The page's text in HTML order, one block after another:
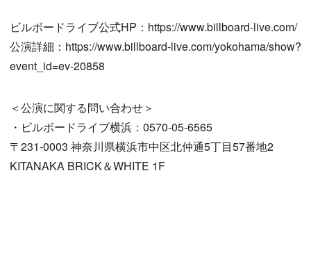
ビルボードライブ公式HP：https://www.billboard-live.com/
公演詳細：https://www.billboard-live.com/yokohama/show?
event_id=ev-20858
＜公演に関する問い合わせ＞
・ビルボードライブ横浜：0570-05-6565
〒231-0003 神奈川県横浜市中区北仲通5丁目57番地2
KITANAKA BRICK＆WHITE 1F